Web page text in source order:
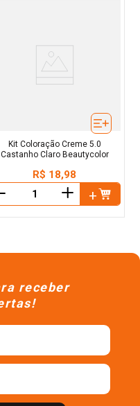
Kit Coloração Creme 5.0
Castanho Claro Beautycolor
R$ 18,98
＋
receber